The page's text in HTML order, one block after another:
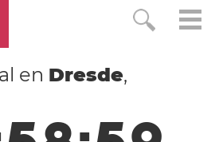
en Dresde,